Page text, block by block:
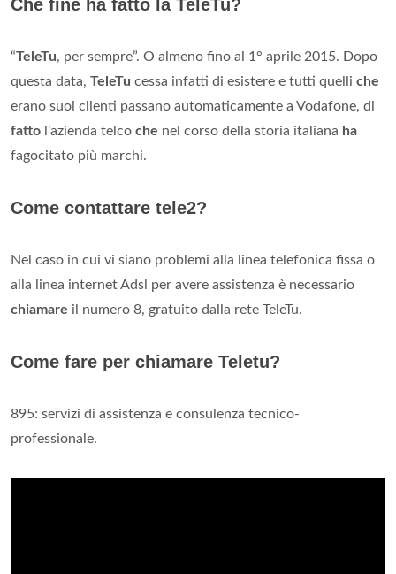
Che fine ha fatto la TeleTu?
“TeleTu, per sempre”. O almeno fino al 1° aprile 2015. Dopo
questa data, TeleTu cessa infatti di esistere e tutti quelli che
erano suoi clienti passano automaticamente a Vodafone, di
fatto l'azienda telco che nel corso della storia italiana ha
fagocitato più marchi.
Come contattare tele2?
Nel caso in cui vi siano problemi alla linea telefonica fissa o
alla linea internet Adsl per avere assistenza è necessario
chiamare il numero 8, gratuito dalla rete TeleTu.
Come fare per chiamare Teletu?
895: servizi di assistenza e consulenza tecnico-
professionale.